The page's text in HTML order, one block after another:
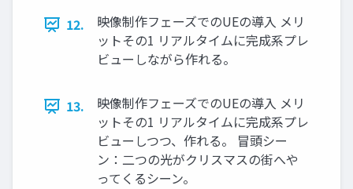
12.
映像制作フェーズでのUEの導入 メリ
ットその1 リアルタイムに完成系プレ
ビューしながら作れる。
13.
映像制作フェーズでのUEの導入 メリ
ットその1 リアルタイムに完成系プレ
ビューしつつ、作れる。 冒頭シー
ン：二つの光がクリスマスの街へや
ってくるシーン。